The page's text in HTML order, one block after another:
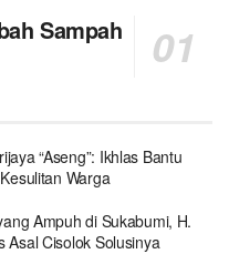
Sampah
“Aseng”: Ikhlas Bantu
Warga
Ampuh di Sukabumi, H.
Asal Cisolok Solusinya